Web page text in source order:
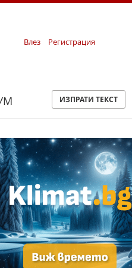
Влез Регистрация
ИЗПРАТИ ТЕКСТ